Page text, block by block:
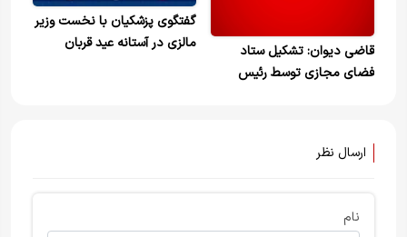
قاضی دیوان: تشکیل ستاد
فضای مجازی توسط رئیس
گفتگوی پزشکیان با نخست وزیر
مالزی در آستانه عید قربان
ارسال نظر
نام